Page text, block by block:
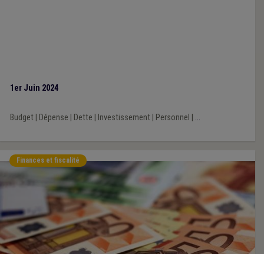
1er Juin 2024
Budget| Dépense Dette Investissement| Personnel ...
Finances et fiscalité